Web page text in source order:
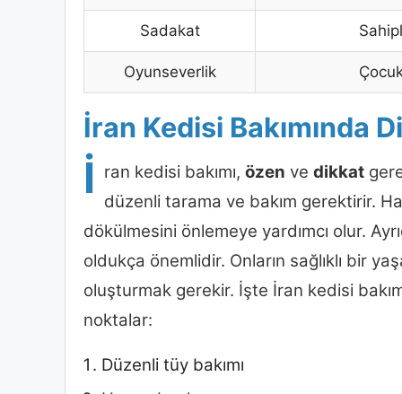
Sadakat
Oyunseverlik
İran Kedisi Bakımında
İ ran kedisi bakımı, özen ve dikkat
düzenli tarama ve bakım gerektirir.
dökülmesini önlemeye yardımcı olur.
oldukça önemlidir. Onların sağlıklı bir
oluşturmak gerekir. İşte İran kedisi
noktalar:
Düzenli tüy bakımı